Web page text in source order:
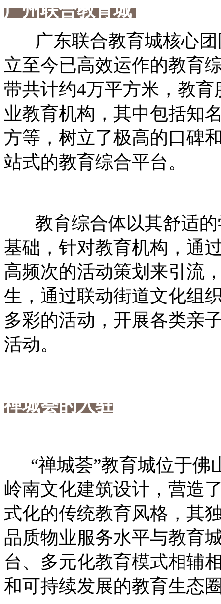
广州联合教育城
广东联合教育城核心团
立至今已高效运作的教育
带共计约4万平方米，教
业教育机构，其中包括知
方等，树立了极高的口碑
站式的教育综合平台。
教育综合体以其舒适的
基础，针对教育机构，通
高频次的活动策划来引流
生，通过联动街道文化组
多彩的活动，开展各类亲
活动。
禅城荟的入驻
“禅城荟”教育城位于佛
岭南文化建筑设计，营造
式化的传统教育风格，其
品质物业服务水平与教育
台、多元化教育模式相辅
和可持续发展的教育生态